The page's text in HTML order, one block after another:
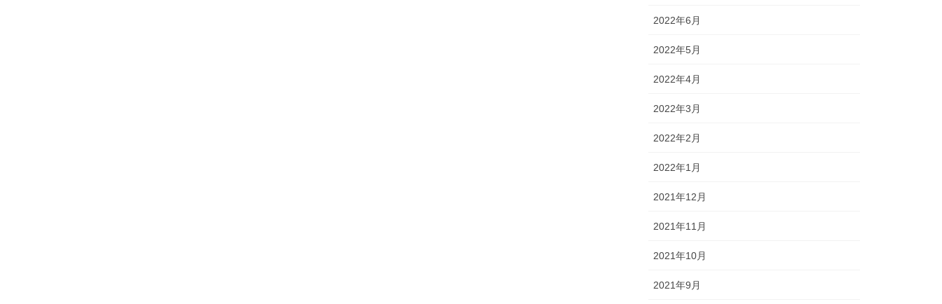
2022年6月
2022年5月
2022年4月
2022年3月
2022年2月
2022年1月
2021年12月
2021年11月
2021年10月
2021年9月